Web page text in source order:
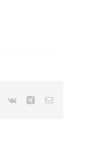
Pinterest
Vk XingEmail